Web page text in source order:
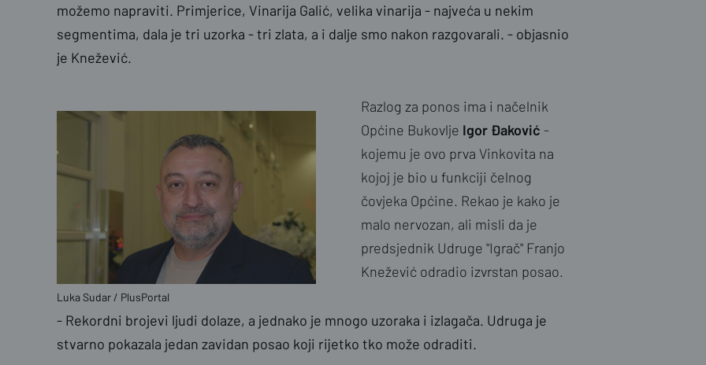
možemo napraviti. Primjerice, Vinarija Galić, velika vinarija - najveća u nekim
segmentima, dala je tri uzorka - tri zlata, a i dalje smo nakon razgovarali. - objasnio
je Knežević.
Luka Sudar / PlusPortal
Razlog za ponos ima i načelnik
Općine Bukovlje Igor Đaković -
kojemu je ovo prva Vinkovita na
kojoj je bio u funkciji čelnog
čovjeka Općine. Rekao je kako je
malo nervozan, ali misli da je
predsjednik Udruge "Igrač" Franjo
Knežević odradio izvrstan posao.
- Rekordni brojevi ljudi dolaze, a jednako je mnogo uzoraka i izlagača. Udruga je
stvarno pokazala jedan zavidan posao koji rijetko tko može odraditi.